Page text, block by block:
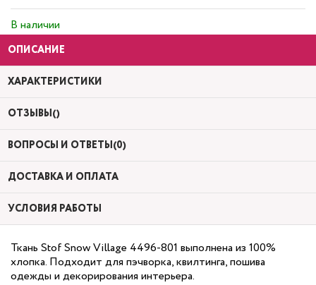
В наличии
ОПИСАНИЕ
ХАРАКТЕРИСТИКИ
ОТЗЫВЫ()
ВОПРОСЫ И ОТВЕТЫ(0)
ДОСТАВКА И ОПЛАТА
УСЛОВИЯ РАБОТЫ
Ткань Stof Snow Village 4496-801 выполнена из 100%
хлопка. Подходит для пэчворка, квилтинга, пошива
одежды и декорирования интерьера.